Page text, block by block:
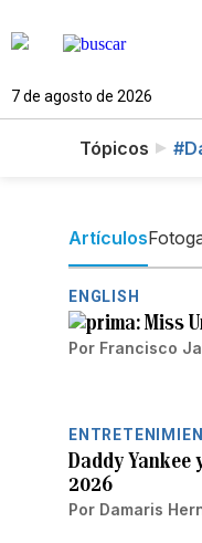
7 de agosto de 2026
Tópicos
Artículos
ENGLISH
Miss
Por Francisco
Daddy Yankee
2026
Por Damaris